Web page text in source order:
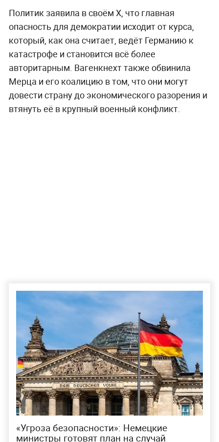
Политик заявила в своём Х, что главная
опасность для демократии исходит от курса,
который, как она считает, ведёт Германию к
катастрофе и становится всё более
авторитарным. Вагенкнехт также обвинила
Мерца и его коалицию в том, что они могут
довести страну до экономического разорения и
втянуть её в крупный военный конфликт.
«Угроза безопасности»: Немецкие
министры готовят план на случай